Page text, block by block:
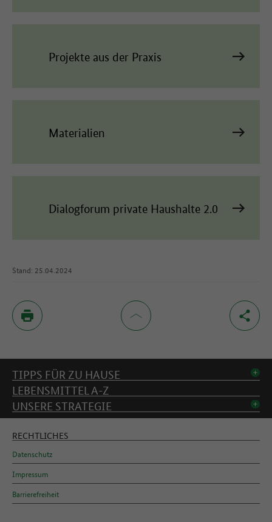
Projekte aus der Praxis
Materialien
Dialogforum private Haushalte 2.0
Stand: 25.04.2024
Inhaltsverzeichnis
TIPPS FÜR ZU HAUSE
LEBENSMITTEL A-Z
UNSERE STRATEGIE
RECHTLICHES
Datenschutz
Impressum
Barrierefreiheit